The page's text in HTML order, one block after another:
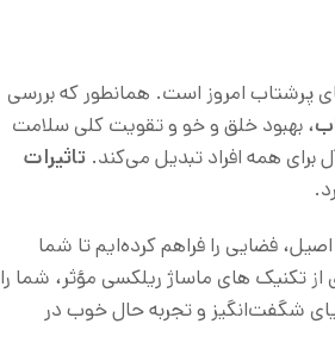
پرشتاب امروز است. همانطور که بررسی
، بهبود خلق و خو و تقویت کلی سلامت
برای همه افراد تبدیل می‌کند. تاثیرات
فضایی را فراهم کرده‌ایم تا شما
از تکنیک های ماساژ ریلکسی مؤثر، شما را
شگفت‌انگیز و تجربه حال خوب در